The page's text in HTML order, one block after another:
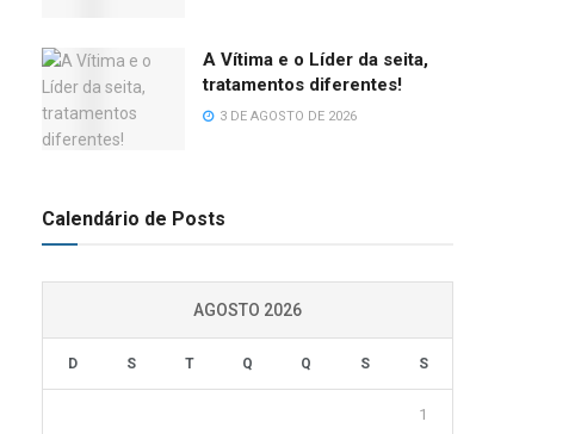
A Vítima e o Líder da seita,
tratamentos diferentes!
3 DE AGOSTO DE 2026
Calendário de Posts
AGOSTO 2026
D S T Q Q S S
1